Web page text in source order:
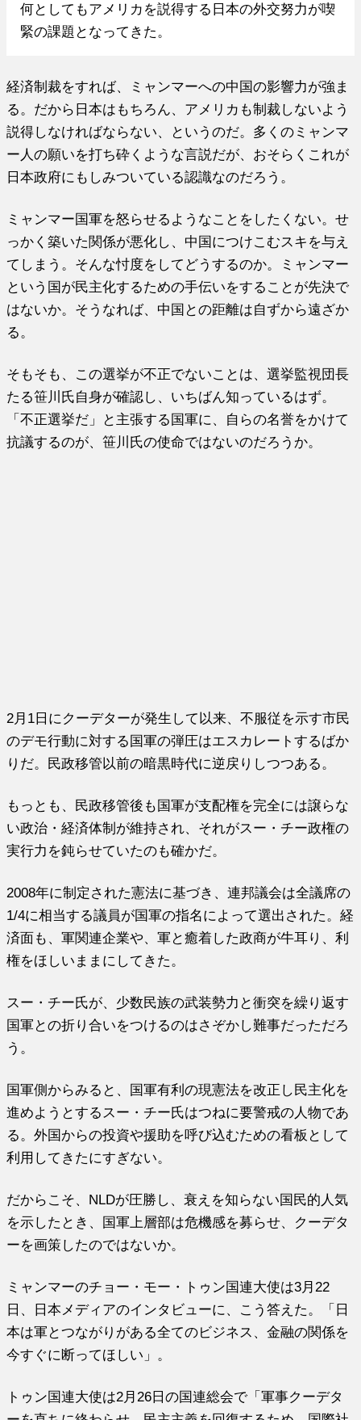
何としてもアメリカを説得する日本の外交努力が喫
緊の課題となってきた。
経済制裁をすれば、ミャンマーへの中国の影響力が強ま
る。だから日本はもちろん、アメリカも制裁しないよう
説得しなければならない、というのだ。多くのミャンマ
ー人の願いを打ち砕くような言説だが、おそらくこれが
日本政府にもしみついている認識なのだろう。
ミャンマー国軍を怒らせるようなことをしたくない。せ
っかく築いた関係が悪化し、中国につけこむスキを与え
てしまう。そんな忖度をしてどうするのか。ミャンマー
という国が民主化するための手伝いをすることが先決で
はないか。そうなれば、中国との距離は自ずから遠ざか
る。
そもそも、この選挙が不正でないことは、選挙監視団長
たる笹川氏自身が確認し、いちばん知っているはず。
「不正選挙だ」と主張する国軍に、自らの名誉をかけて
抗議するのが、笹川氏の使命ではないのだろうか。
2月1日にクーデターが発生して以来、不服従を示す市民
のデモ行動に対する国軍の弾圧はエスカレートするばか
りだ。民政移管以前の暗黒時代に逆戻りしつつある。
もっとも、民政移管後も国軍が支配権を完全には譲らな
い政治・経済体制が維持され、それがスー・チー政権の
実行力を鈍らせていたのも確かだ。
2008年に制定された憲法に基づき、連邦議会は全議席の
1/4に相当する議員が国軍の指名によって選出された。経
済面も、軍関連企業や、軍と癒着した政商が牛耳り、利
権をほしいままにしてきた。
スー・チー氏が、少数民族の武装勢力と衝突を繰り返す
国軍との折り合いをつけるのはさぞかし難事だっただろ
う。
国軍側からみると、国軍有利の現憲法を改正し民主化を
進めようとするスー・チー氏はつねに要警戒の人物であ
る。外国からの投資や援助を呼び込むための看板として
利用してきたにすぎない。
だからこそ、NLDが圧勝し、衰えを知らない国民的人気
を示したとき、国軍上層部は危機感を募らせ、クーデタ
ーを画策したのではないか。
ミャンマーのチョー・モー・トゥン国連大使は3月22
日、日本メディアのインタビューに、こう答えた。「日
本は軍とつながりがある全てのビジネス、金融の関係を
今すぐに断ってほしい」。
トゥン国連大使は2月26日の国連総会で「軍事クーデタ